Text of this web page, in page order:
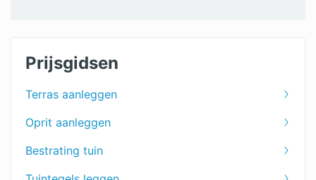
Prijsgidsen
Terras aanleggen
Oprit aanleggen
Bestrating tuin